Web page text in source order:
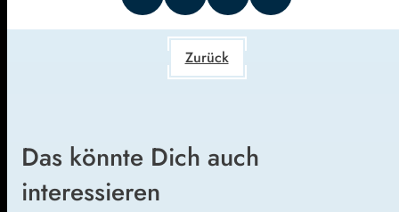
Zurück
Das könnte Dich auch
interessieren